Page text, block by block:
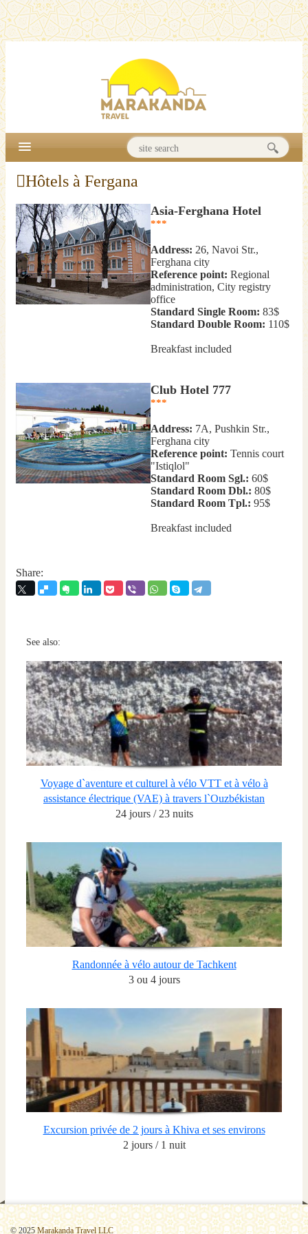
Hôtels à Fergana
Asia-Ferghana Hotel
***
Address: 26, Navoi Str.,
Ferghana city
Reference point: Regional
administration, City registry
office
Standard Single Room: 83$
Standard Double Room: 110$
Breakfast included
Club Hotel 777
***
Address: 7A, Pushkin Str.,
Ferghana city
Reference point: Tennis court
"Istiqlol"
Standard Room Sgl.: 60$
Standard Room Dbl.: 80$
Standard Room Tpl.: 95$
Breakfast included
Share:
See also:
Voyage d`aventure et culturel à vélo VTT et à vélo à
assistance électrique (VAE) à travers l`Ouzbékistan
24 jours / 23 nuits
Randonnée à vélo autour de Tachkent
3 ou 4 jours
Excursion privée de 2 jours à Khiva et ses environs
2 jours / 1 nuit
© 2025Marakanda Travel LLC